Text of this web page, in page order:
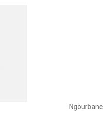
Ngourbane